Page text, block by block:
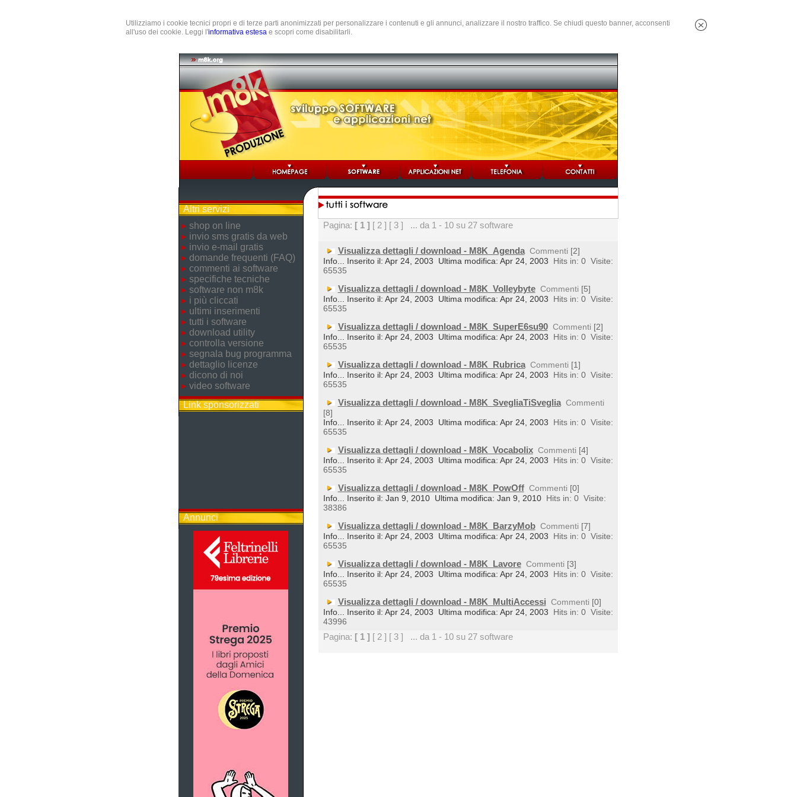
Utilizziamo i cookie tecnici propri e di terze parti anonimizzati per personalizzare i contenuti e gli annunci, analizzare il nostro traffico. Se chiudi questo banner, acconsenti
all'uso dei cookie. Leggi l'informativa estesa e scopri come disabilitarli.
Altri servizi
shop on line
invio sms gratis da web
invio e-mail gratis
domande frequenti (FAQ)
commenti ai software
specifiche tecniche
software non m8k
i più cliccati
ultimi inserimenti
tutti i software
download utility
controlla versione
segnala bug programma
dettaglio licenze
dicono di noi
video software
Link sponsorizzati
Annunci
Pagina: [ 1 ] [ 2 ] [ 3 ] ... da 1 - 10 su 27 software
Visualizza dettagli / download - M8K_Agenda Commenti [2]
Info... Inserito il: Apr 24, 2003
Ultima modifica: Apr 24, 2003 Hits in: 0 Visite:
65535
Visualizza dettagli / download - M8K_Volleybyte Commenti [5]
Info... Inserito il: Apr 24, 2003
Ultima modifica: Apr 24, 2003 Hits in: 0 Visite:
65535
Visualizza dettagli / download - M8K_SuperE6su90 Commenti [2]
Info... Inserito il: Apr 24, 2003
Ultima modifica: Apr 24, 2003 Hits in: 0 Visite:
65535
Visualizza dettagli / download - M8K_Rubrica Commenti [1]
Info... Inserito il: Apr 24, 2003
Ultima modifica: Apr 24, 2003 Hits in: 0 Visite:
65535
Visualizza dettagli / download - M8K_SvegliaTiSveglia Commenti
[8]
Info... Inserito il: Apr 24, 2003
Ultima modifica: Apr 24, 2003 Hits in: 0 Visite:
65535
Visualizza dettagli / download - M8K_Vocabolix Commenti [4]
Info... Inserito il: Apr 24, 2003
Ultima modifica: Apr 24, 2003 Hits in: 0 Visite:
65535
Visualizza dettagli / download - M8K_PowOff Commenti [0]
Info... Inserito il: Jan 9, 2010 Ultima modifica: Jan 9, 2010 Hits in: 0 Visite:
38386
Visualizza dettagli / download - M8K_BarzyMob Commenti [7]
Info... Inserito il: Apr 24, 2003
Ultima modifica: Apr 24, 2003 Hits in: 0 Visite:
65535
Visualizza dettagli / download - M8K_Lavore Commenti [3]
Info... Inserito il: Apr 24, 2003
Ultima modifica: Apr 24, 2003 Hits in: 0 Visite:
65535
Visualizza dettagli / download - M8K_MultiAccessi Commenti [0]
Info... Inserito il: Apr 24, 2003
Ultima modifica: Apr 24, 2003 Hits in: 0 Visite:
43996
Pagina: [ 1 ] [ 2 ] [ 3 ] ... da 1 - 10 su 27 software